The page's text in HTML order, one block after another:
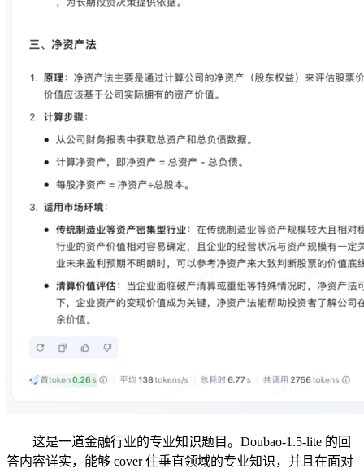
这是一道金融行业的专业知识题目。Doubao-1.5-lite 的回
答内容详实，能够 cover 住垂直领域的专业知识，并且在面对